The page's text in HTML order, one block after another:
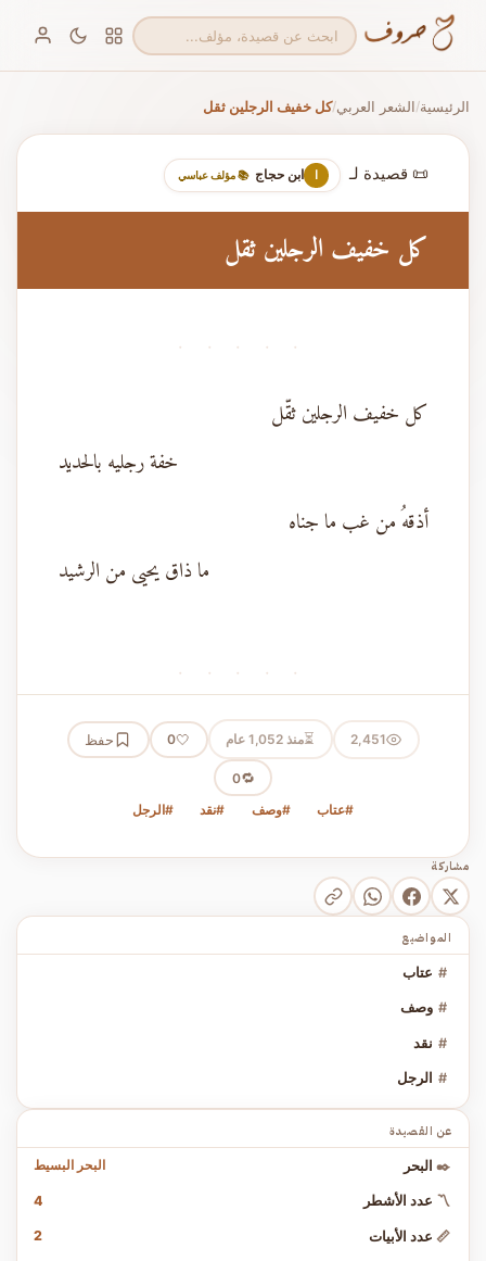
الرئيسية/الشعر العربي/كل خفيف الرجلين ثقل
📜 قصيدة لـ ا ابن حجاج 📚 مؤلف عباسي
كل خفيف الرجلين ثقل
· · · · ·
كل خفيف الرجلين ثقّل
خفة رجليه بالحديد
أذقهُ من غب ما جناه
ما ذاق يحيى من الرشيد
· · · · ·
2,451
⏳منذ 1,052 عام 🤍
0 حفظ
🔁
0
#عتاب
#وصف #نقد #الرجل
مشاركة
المواضيع
# عتاب
# وصف
# نقد
# الرجل
عن القصيدة
✒️ البحر البحر البسيط
〽️ عدد الأشطر 4
📏 عدد الأبيات 2